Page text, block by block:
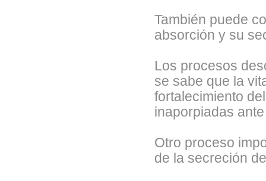
También puede
absorción y su
Los procesos
se sabe que la
fortalecimiento
inaporpiadas
Otro proceso
de la secreción